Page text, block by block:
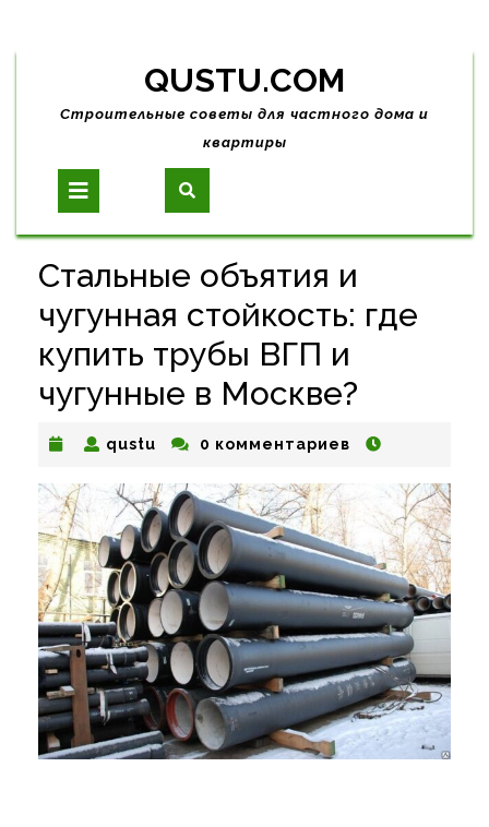
Skip
content
QUSTU.COM
Строительные советы для частного дома и
квартиры
Open
Button
Стальные объятия и
чугунная стойкость: где
купить трубы ВГП и
чугунные в Москве?
qustu qustu0 комментариев